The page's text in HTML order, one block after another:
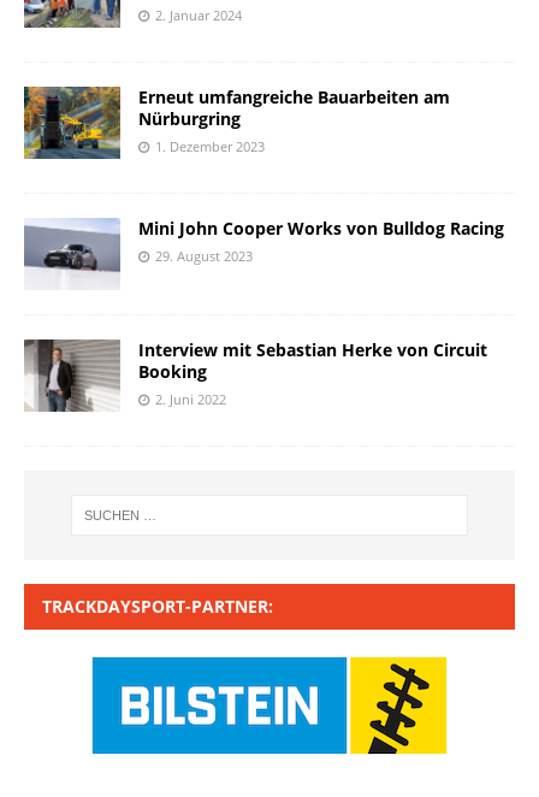
2. Januar 2024
Erneut umfangreiche Bauarbeiten am
Nürburgring
1. Dezember 2023
Mini John Cooper Works von Bulldog Racing
29. August 2023
Interview mit Sebastian Herke von Circuit
Booking
2. Juni 2022
TRACKDAYSPORT-PARTNER: